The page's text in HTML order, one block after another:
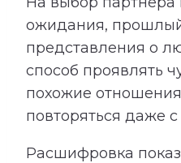
ожидания,
представления о
способ проявлять
похожие
повторяться даже
Расшифровка